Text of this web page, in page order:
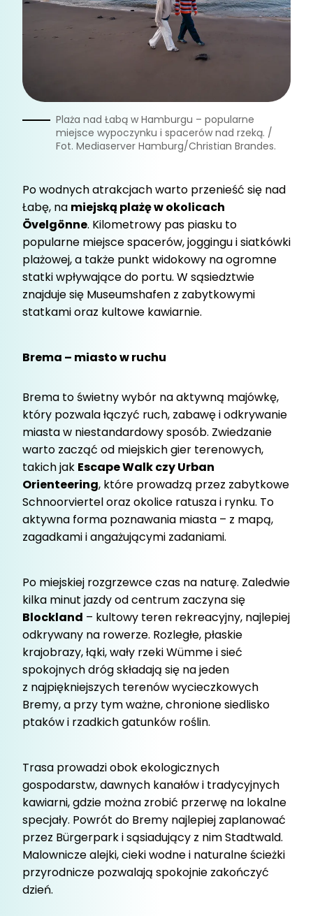
Plaża nad Łabą w Hamburgu – popularne
miejsce wypoczynku i spacerów nad rzeką. /
Fot. Mediaserver Hamburg/Christian Brandes.
Po wodnych atrakcjach warto przenieść się nad
Łabę, na miejską plażę w okolicach
Övelgönne. Kilometrowy pas piasku to
popularne miejsce spacerów, joggingu i siatkówki
plażowej, a także punkt widokowy na ogromne
statki wpływające do portu. W sąsiedztwie
znajduje się Museumshafen z zabytkowymi
statkami oraz kultowe kawiarnie.
Brema – miasto w ruchu
Brema to świetny wybór na aktywną majówkę,
który pozwala łączyć ruch, zabawę i odkrywanie
miasta w niestandardowy sposób. Zwiedzanie
warto zacząć od miejskich gier terenowych,
takich jak Escape Walk czy Urban
Orienteering, które prowadzą przez zabytkowe
Schnoorviertel oraz okolice ratusza i rynku. To
aktywna forma poznawania miasta – z mapą,
zagadkami i angażującymi zadaniami.
Po miejskiej rozgrzewce czas na naturę. Zaledwie
kilka minut jazdy od centrum zaczyna się
Blockland – kultowy teren rekreacyjny, najlepiej
odkrywany na rowerze. Rozległe, płaskie
krajobrazy, łąki, wały rzeki Wümme i sieć
spokojnych dróg składają się na jeden
z najpiękniejszych terenów wycieczkowych
Bremy, a przy tym ważne, chronione siedlisko
ptaków i rzadkich gatunków roślin.
Trasa prowadzi obok ekologicznych
gospodarstw, dawnych kanałów i tradycyjnych
kawiarni, gdzie można zrobić przerwę na lokalne
specjały. Powrót do Bremy najlepiej zaplanować
przez Bürgerpark i sąsiadujący z nim Stadtwald.
Malownicze alejki, cieki wodne i naturalne ścieżki
przyrodnicze pozwalają spokojnie zakończyć
dzień.